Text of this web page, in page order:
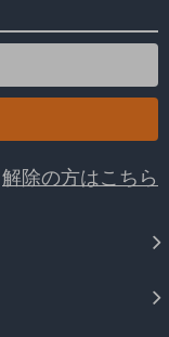
解除の方はこちら